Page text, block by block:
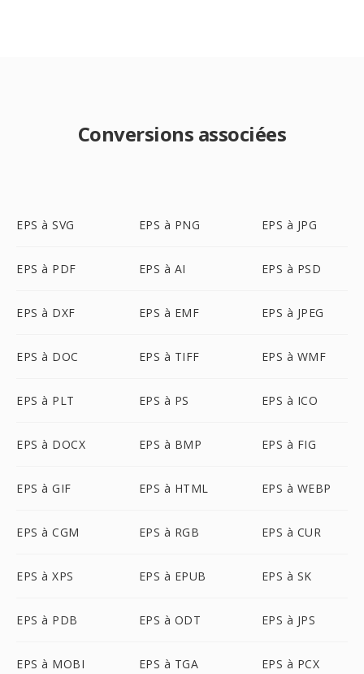
Conversions associées
EPS à SVG EPS à PNG EPS à JPG
EPS à PDF EPS à AI EPS à PSD
EPS à DXF EPS à EMF EPS à JPEG
EPS à DOC EPS à TIFF EPS à WMF
EPS à PLT EPS à PS EPS à ICO
EPS à DOCX EPS à BMP EPS à FIG
EPS à GIF EPS à HTML EPS à WEBP
EPS à CGM EPS à RGB EPS à CUR
EPS à XPS EPS à EPUB EPS à SK
EPS à PDB EPS à ODT EPS à JPS
EPS à MOBI EPS à TGA EPS à PCX